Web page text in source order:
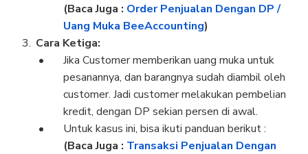
(Baca Juga : Order Penjualan Dengan DP /
Uang Muka BeeAccounting)
Cara Ketiga:
Jika Customer memberikan uang muka untuk
pesanannya, dan barangnya sudah diambil oleh
customer. Jadi customer melakukan pembelian
kredit, dengan DP sekian persen di awal.
Untuk kasus ini, bisa ikuti panduan berikut :
(Baca Juga : Transaksi Penjualan Dengan